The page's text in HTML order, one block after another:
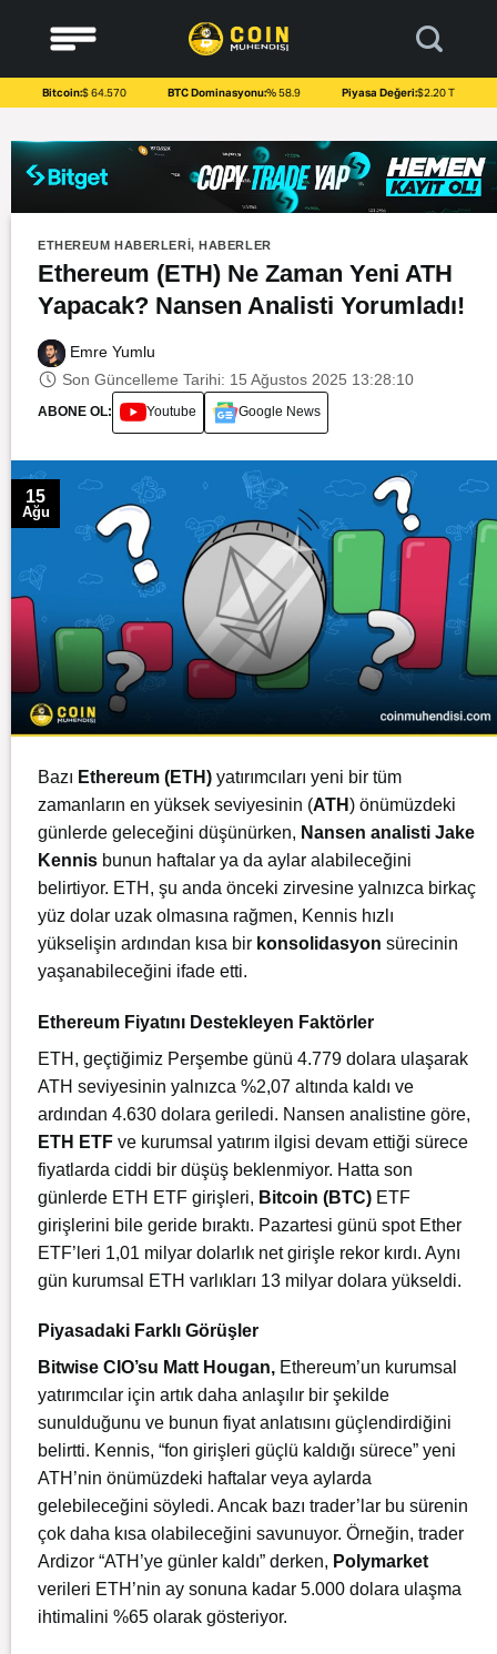
content
Bitcoin:$ 64.570 BTC Dominasyonu:% 58.9 Piyasa Değeri:$2.20 T
ETHEREUM HABERLERI,HABERLER
Ethereum (ETH) Ne Zaman Yeni ATH
Yapacak? Nansen Analisti Yorumladı!
Emre Yumlu
Son Güncelleme Tarihi: 15 Ağustos 2025 13:28:10
ABONE OL: Youtube Google News
15
Ağu
Bazı Ethereum (ETH) yatırımcıları yeni bir tüm
zamanların en yüksek seviyesinin (ATH) önümüzdeki
günlerde geleceğini düşünürken, Nansen analisti Jake
Kennis bunun haftalar ya da aylar alabileceğini
belirtiyor. ETH, şu anda önceki zirvesine yalnızca birkaç
yüz dolar uzak olmasına rağmen, Kennis hızlı
yükselişin ardından kısa bir konsolidasyon sürecinin
yaşanabileceğini ifade etti.
Ethereum Fiyatını Destekleyen Faktörler
ETH, geçtiğimiz Perşembe günü 4.779 dolara ulaşarak
ATH seviyesinin yalnızca %2,07 altında kaldı ve
ardından 4.630 dolara geriledi. Nansen analistine göre,
ETH ETF ve kurumsal yatırım ilgisi devam ettiği sürece
fiyatlarda ciddi bir düşüş beklenmiyor. Hatta son
günlerde ETH ETF girişleri, Bitcoin (BTC) ETF
girişlerini bile geride bıraktı. Pazartesi günü spot Ether
ETF’leri 1,01 milyar dolarlık net girişle rekor kırdı. Aynı
gün kurumsal ETH varlıkları 13 milyar dolara yükseldi.
Piyasadaki Farklı Görüşler
Bitwise CIO’su Matt Hougan, Ethereum’un kurumsal
yatırımcılar için artık daha anlaşılır bir şekilde
sunulduğunu ve bunun fiyat anlatısını güçlendirdiğini
belirtti. Kennis, “fon girişleri güçlü kaldığı sürece” yeni
ATH’nin önümüzdeki haftalar veya aylarda
gelebileceğini söyledi. Ancak bazı trader’lar bu sürenin
çok daha kısa olabileceğini savunuyor. Örneğin, trader
Ardizor “ATH’ye günler kaldı” derken, Polymarket
verileri ETH’nin ay sonuna kadar 5.000 dolara ulaşma
ihtimalini %65 olarak gösteriyor.